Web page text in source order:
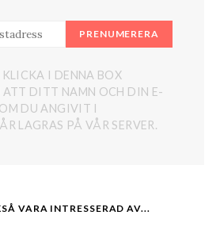
PRENUMERERA
I DENNA BOX
ATT DITT NAMN OCH DIN E-
DU ANGIVIT I
LAGRAS PÅ VÅR SERVER.
VARA INTRESSERAD AV...